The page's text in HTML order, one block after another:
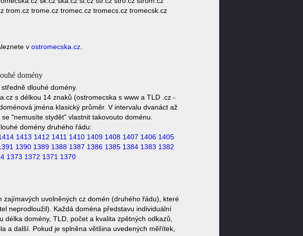
trom.cz trome.cz tromec.cz tromecs.cz tromecsk.cz
v ostromecska.cz
domény
dlouhé domény.
s délkou 14 znaků (ostromecska s www a TLD .cz -
jména klasický průměr. V intervalu dvanáct až
"nemusíte stydět" vlastnit takovouto doménu.
domény druhého řádu:
1413 1412 1411 1410 1409 1408 1407 1406 1405
1390 1389 1388 1387 1386 1385 1384 1383 1382
1373 1372 1371 1370
uvolněných cz domén (druhého řádu), které
neprodloužil). Každá doména představu individuální
domény, TLD, počet a kvalita zpětných odkazů,
a další. Pokud je splněna většina uvedených měřítek,